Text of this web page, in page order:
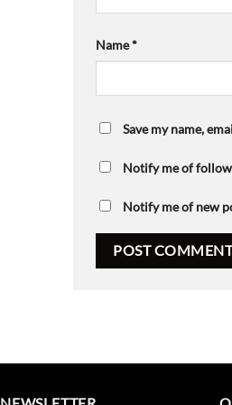
Name*
Save my name,
Notify me of
Notify me of new